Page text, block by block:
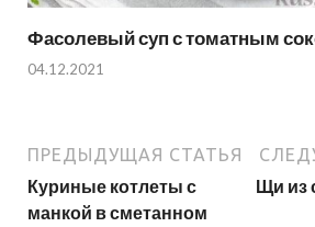
Фасолевый суп с томатным
04.12.2021
ПРЕДЫДУЩАЯ СТАТЬЯ
Куриные котлеты с
манкой в сметанном
Щи из